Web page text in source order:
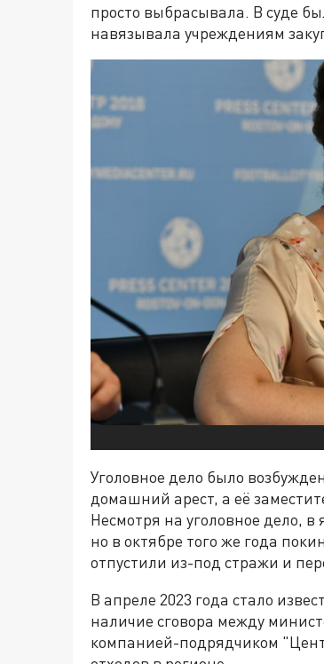
просто выбрасывала. В суде
навязывала учреждениям
Уголовное дело было
домашний арест, а её
Несмотря на уголовное дело,
но в октябре того же года
отпустили из-под стражи и
В апреле 2023 года стало
наличие сговора между
компанией-подрядчиком